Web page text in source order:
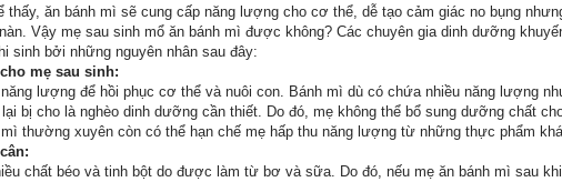
thấy, ăn bánh mì sẽ cung cấp năng lượng cho cơ thể, dễ tạo cảm giác no bụng
Vậy mẹ sau sinh mổ ăn bánh mì được không? Các chuyên gia dinh dưỡng
sinh bởi những nguyên nhân sau đây:
mẹ sau sinh:
lượng để hồi phục cơ thể và nuôi con. Bánh mì dù có chứa nhiều năng lượng
bị cho là nghèo dinh dưỡng cần thiết. Do đó, mẹ không thể bổ sung dưỡng chất
mì thường xuyên còn có thể hạn chế mẹ hấp thu năng lượng từ những thực phẩm
chất béo và tinh bột do được làm từ bơ và sữa. Do đó, nếu mẹ ăn bánh mì sau